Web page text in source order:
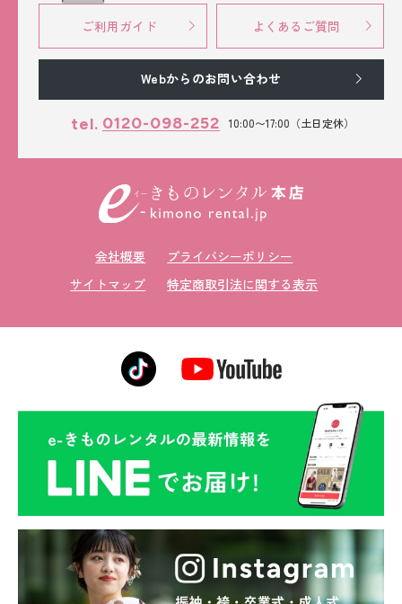
ご利用ガイド よくあるご質問
Webからのお問い合わせ
tel. 0120-098-252 10:00〜17:00（土日定休）
会社概要
プライバシーポリシー
サイトマップ
特定商取引法に関する表示